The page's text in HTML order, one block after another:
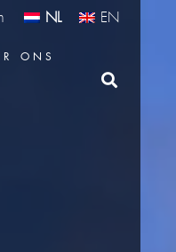
NL EN
ONS